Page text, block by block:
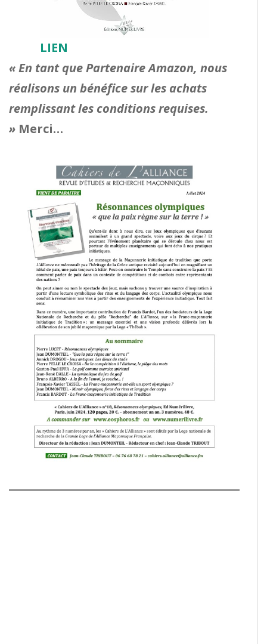
LIEN
« En tant que Partenaire Amazon, nous
réalisons un bénéfice sur les achats
remplissant les conditions requises.
» Merci…